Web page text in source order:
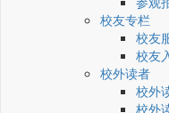
校友专栏
校友
校友
校外读者
校外
校外